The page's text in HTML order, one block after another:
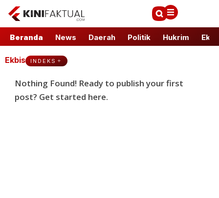
Beranda News Daerah Politik Hukrim
Ekbis INDEKS
Nothing Found! Ready to publish your first
post? Get started here.